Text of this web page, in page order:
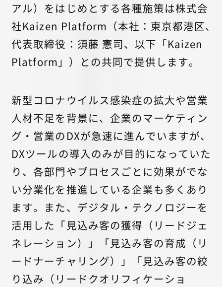
アル）をはじめとする各種施策は株式会
社Kaizen Platform（本社：東京都港区、
代表取締役：須藤 憲司、以下「Kaizen
Platform」）との共同で提供します。
新型コロナウイルス感染症の拡大や営業
人材不足を背景に、企業のマーケティン
グ・営業のDXが急速に進んでいますが、
DXツールの導入のみが目的になっていた
り、各部門やプロセスごとに効果がでな
い分業化を推進している企業も多くあり
ます。また、デジタル・テクノロジーを
活用した「見込み客の獲得（リードジェ
ネレーション）」「見込み客の育成（リ
ードナーチャリング）」「見込み客の絞
り込み（リードクオリフィケーショ